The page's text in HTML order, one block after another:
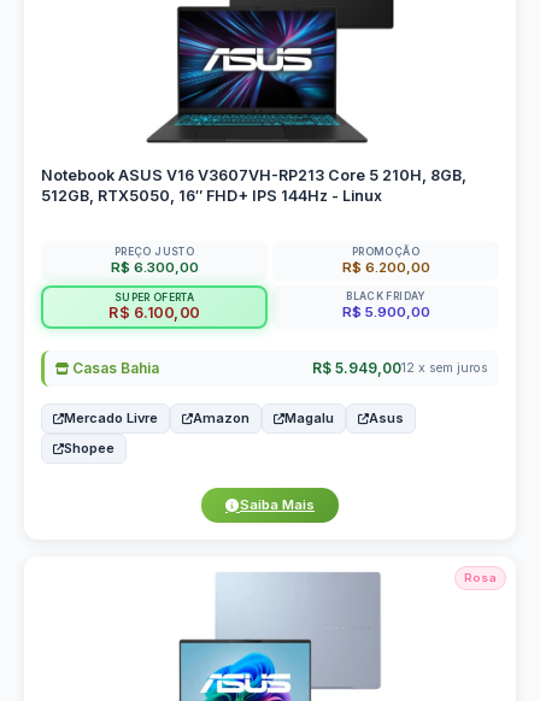
Notebook ASUS V16 V3607VH-RP213 Core 5 210H, 8GB,
512GB, RTX5050, 16″ FHD+ IPS 144Hz - Linux
PREÇO JUSTO
R$ 6.300,00
PROMOÇÃO
R$ 6.200,00
SUPER OFERTA
R$ 6.100,00
BLACK FRIDAY
R$ 5.900,00
Casas Bahia R$ 5.949,0012 x sem juros
Mercado Livre Amazon Magalu
Asus
Shopee
Saiba Mais
Rosa